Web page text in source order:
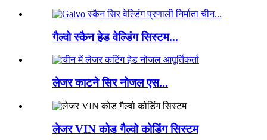
गैल्वो स्कैन हेड वेल्डिंग सिस्टम...
लेजर काटने सिर नोजल एस...
लेजर VIN कोड गैल्वो कोडिंग सिस्टम